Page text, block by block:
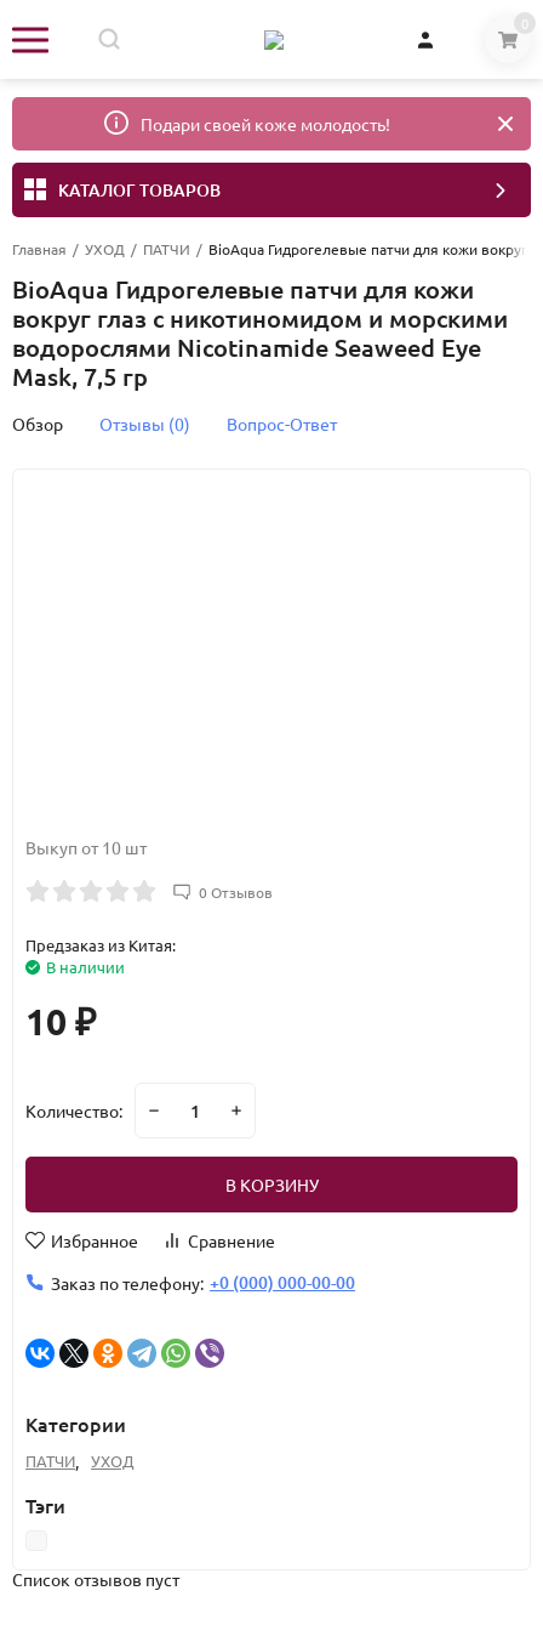
0
Подари своей коже молодость!
КАТАЛОГ ТОВАРОВ
Главная / УХОД / ПАТЧИ / BioAqua Гидрогелевые патчи для кожи вокруг
BioAqua Гидрогелевые патчи для кожи
вокруг глаз с никотиномидом и морскими
водорослями Nicotinamide Seaweed Eye
Mask, 7,5 гр
Обзор Отзывы (0) Вопрос-Ответ
Выкуп от 10 шт
0 Отзывов
Предзаказ из Китая:
В наличии
10 ₽
Количество:
В КОРЗИНУ
Избранное
Сравнение
Заказ по телефону: +0 (000) 000-00-00
Категории
ПАТЧИ, УХОД
Тэги
Список отзывов пуст